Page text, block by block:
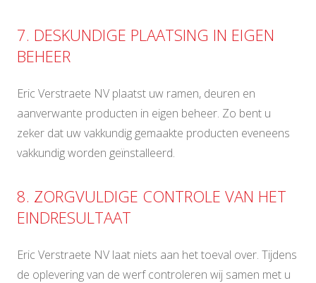
7. DESKUNDIGE PLAATSING IN EIGEN
BEHEER
Eric Verstraete NV plaatst uw ramen, deuren en
aanverwante producten in eigen beheer. Zo bent u
zeker dat uw vakkundig gemaakte producten eveneens
vakkundig worden geïnstalleerd.
8. ZORGVULDIGE CONTROLE VAN HET
EINDRESULTAAT
Eric Verstraete NV laat niets aan het toeval over. Tijdens
de oplevering van de werf controleren wij samen met u